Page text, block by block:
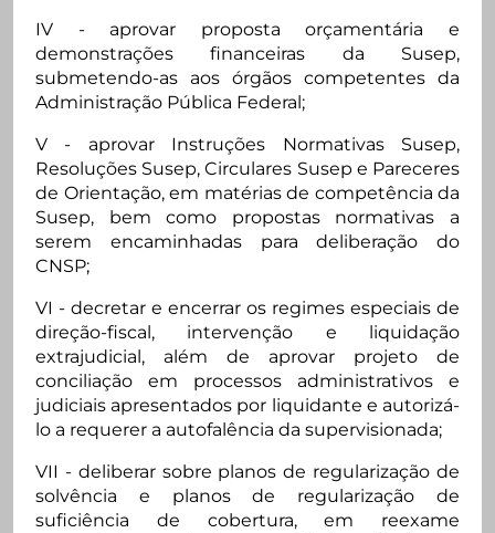
IV - aprovar proposta orçamentária e
demonstrações financeiras da Susep,
submetendo-as aos órgãos competentes da
Administração Pública Federal;
V - aprovar Instruções Normativas Susep,
Resoluções Susep, Circulares Susep e Pareceres
de Orientação, em matérias de competência da
Susep, bem como propostas normativas a
serem encaminhadas para deliberação do
CNSP;
VI - decretar e encerrar os regimes especiais de
direção-fiscal, intervenção e liquidação
extrajudicial, além de aprovar projeto de
conciliação em processos administrativos e
judiciais apresentados por liquidante e autorizá-
lo a requerer a autofalência da supervisionada;
VII - deliberar sobre planos de regularização de
solvência e planos de regularização de
suficiência de cobertura, em reexame